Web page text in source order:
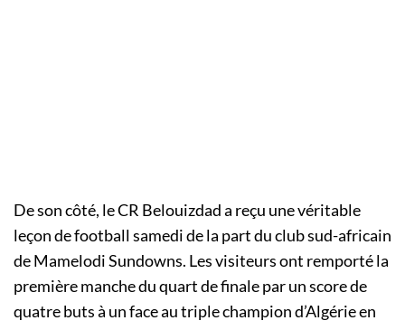
De son côté, le CR Belouizdad a reçu une véritable
leçon de football samedi de la part du club sud-africain
de Mamelodi Sundowns. Les visiteurs ont remporté la
première manche du quart de finale par un score de
quatre buts à un face au triple champion d’Algérie en